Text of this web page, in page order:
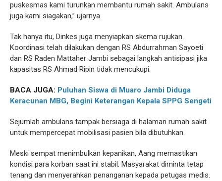
puskesmas kami turunkan membantu rumah sakit. Ambulans
juga kami siagakan,” ujarnya.
Tak hanya itu, Dinkes juga menyiapkan skema rujukan.
Koordinasi telah dilakukan dengan RS Abdurrahman Sayoeti
dan RS Raden Mattaher Jambi sebagai langkah antisipasi jika
kapasitas RS Ahmad Ripin tidak mencukupi.
BACA JUGA: Puluhan Siswa di Muaro Jambi Diduga
Keracunan MBG, Begini Keterangan Kepala SPPG Sengeti
Sejumlah ambulans tampak bersiaga di halaman rumah sakit
untuk mempercepat mobilisasi pasien bila dibutuhkan.
Meski sempat menimbulkan kepanikan, Aang memastikan
kondisi para korban saat ini stabil. Masyarakat diminta tetap
tenang dan menyerahkan penanganan kepada petugas medis.